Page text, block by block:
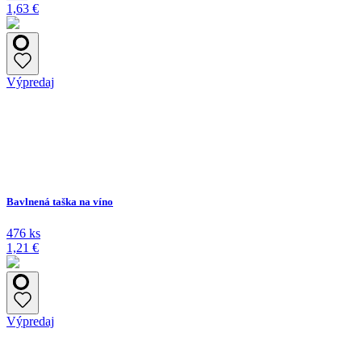
1,63 €
Výpredaj
Bavlnená taška na víno
476 ks
1,21 €
Výpredaj